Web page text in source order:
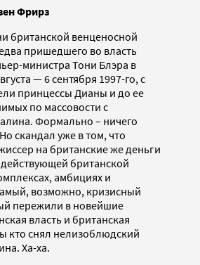
Фрирз
британской венценосной
пришедшего во власть
министра Тони Блэра в
— 6 сентября 1997-го, с
принцессы Дианы и до ее
по массовости с
Формально – ничего
скандал уже в том, что
на британские же деньги
британской
амбициях и
возможно, кризисный
пережили в новейшие
власть и британская
кто снял нелизоблюдский
Ха-ха.